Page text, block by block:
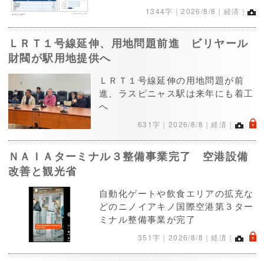
1344字｜2026/8/8 ｜経済｜
ＬＲＴ１号線延伸、用地問題前進 ビリヤール
財閥が駅用地提供へ
ＬＲＴ１号線延伸の用地問題が前
進、ラスピニャス駅は来年にも着工
へ
631字｜ 2026/8/8 ｜経済｜ .
ＮＡＩＡターミナル３整備事業完了 空港設備
改善と観光省
自動化ゲートや飲食エリアの拡充な
どのニノイアキノ国際空港第３ター
ミナル整備事業が完了
351字｜ 2026/8/8 ｜経済｜ .